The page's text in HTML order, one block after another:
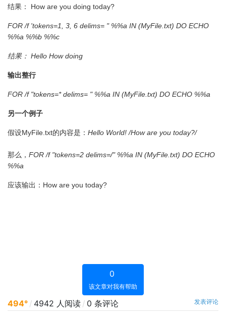
结果： How are you doing today?
FOR /f 'tokens=1, 3, 6 delims= " %%a IN (MyFile.txt) DO ECHO
%%a %%b %%c
结果： Hello How doing
输出整行
FOR /f "tokens=* delims= " %%a IN (MyFile.txt) DO ECHO %%a
另一个例子
假设MyFile.txt的内容是： Hello World! /How are you today?/
那么， FOR /f "tokens=2 delims=/" %%a IN (MyFile.txt) DO ECHO
%%a
应该输出：How are you today?
0
该文章对我有帮助
494° / 4942 人阅读 / 0 条评论 发表评论